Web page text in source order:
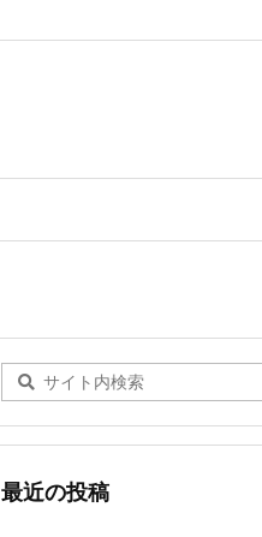
最近の投稿